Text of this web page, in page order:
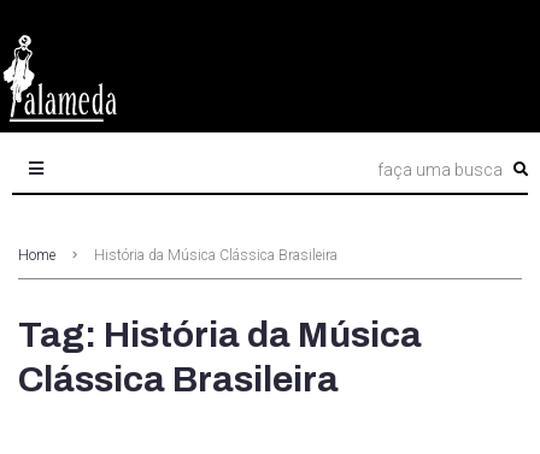
Home História da Música Clássica Brasileira
Tag: História da Música
Clássica Brasileira